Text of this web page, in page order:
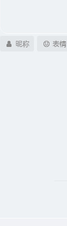
昵称 表情